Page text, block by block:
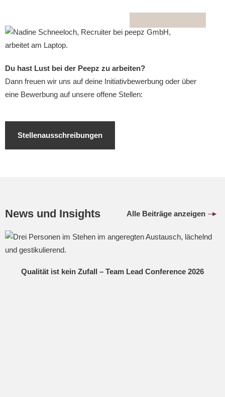
Du hast Lust bei der Peepz zu arbeiten?
Dann freuen wir uns auf deine Initiativbewerbung oder über
eine Bewerbung auf unsere offene Stellen:
Stellenausschreibungen
News und Insights Alle Beiträge anzeigen
Qualität ist kein Zufall – Team Lead Conference 2026